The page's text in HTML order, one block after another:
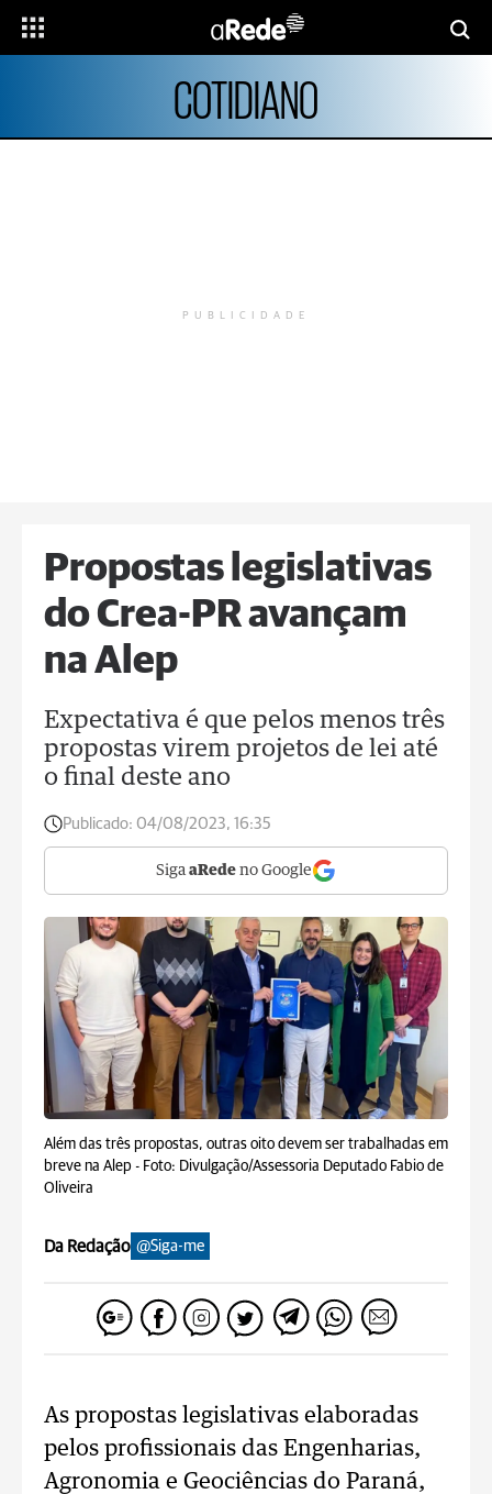
COTIDIANO
PUBLICIDADE
Propostas legislativas
do Crea-PR avançam
na Alep
Expectativa é que pelos menos três
propostas virem projetos de lei até
o final deste ano
Publicado: 04/08/2023, 16:35
Siga aRede no Google
Além das três propostas, outras oito devem ser trabalhadas em
breve na Alep - Foto: Divulgação/Assessoria Deputado Fabio de
Oliveira
Da Redação @Siga-me
As propostas legislativas elaboradas
pelos profissionais das Engenharias,
Agronomia e Geociências do Paraná,